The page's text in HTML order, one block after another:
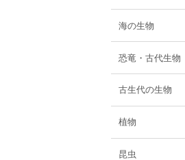
海の生物
恐竜・古代生物
古生代の生物
植物
昆虫